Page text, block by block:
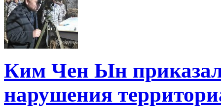
Ким Чен Ын приказал
нарушения